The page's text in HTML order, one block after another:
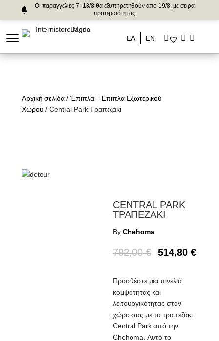
Οι παραγγελίες 7–18/8 θα εξυπηρετηθούν από 19/8, με σειρά
προτεραιότητας
ΕΛ ΕΝ
Αρχική σελίδα/ Έπιπλα - Έπιπλα Εξωτερικού
Χώρου / Central Park Τραπεζάκι
CENTRAL PARK
ΤΡΑΠΕΖΑΚΙ
ByChehoma
792,00€ 514,80€
Προσθέστε μια πινελιά
κομψότητας και
λειτουργικότητας στον
χώρο σας με το τραπεζάκι
Central Park από την
Chehoma. Αυτό το